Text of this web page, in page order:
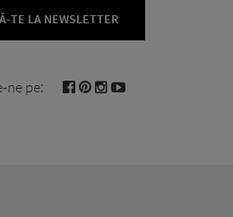
TE LA NEWSLETTER
ne pe: